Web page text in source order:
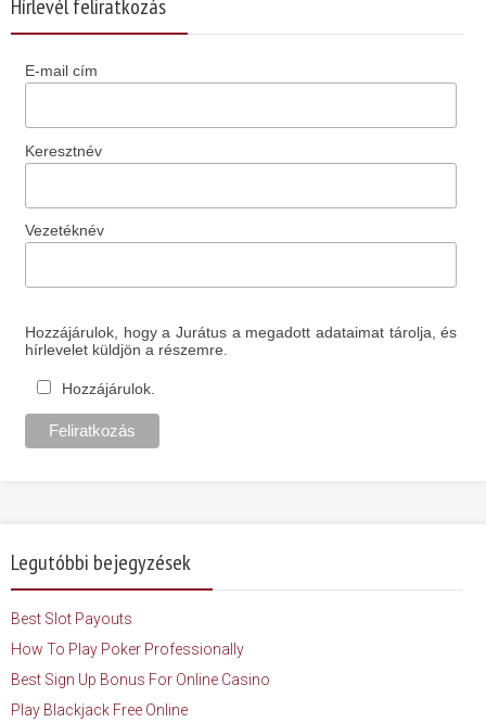
Hírlevél feliratkozás
E-mail cím
Keresztnév
Vezetéknév
Hozzájárulok, hogy a Jurátus a megadott adataimat tárolja, és
hírlevelet küldjön a részemre.
Hozzájárulok.
Legutóbbi bejegyzések
Best Slot Payouts
How To Play Poker Professionally
Best Sign Up Bonus For Online Casino
Play Blackjack Free Online